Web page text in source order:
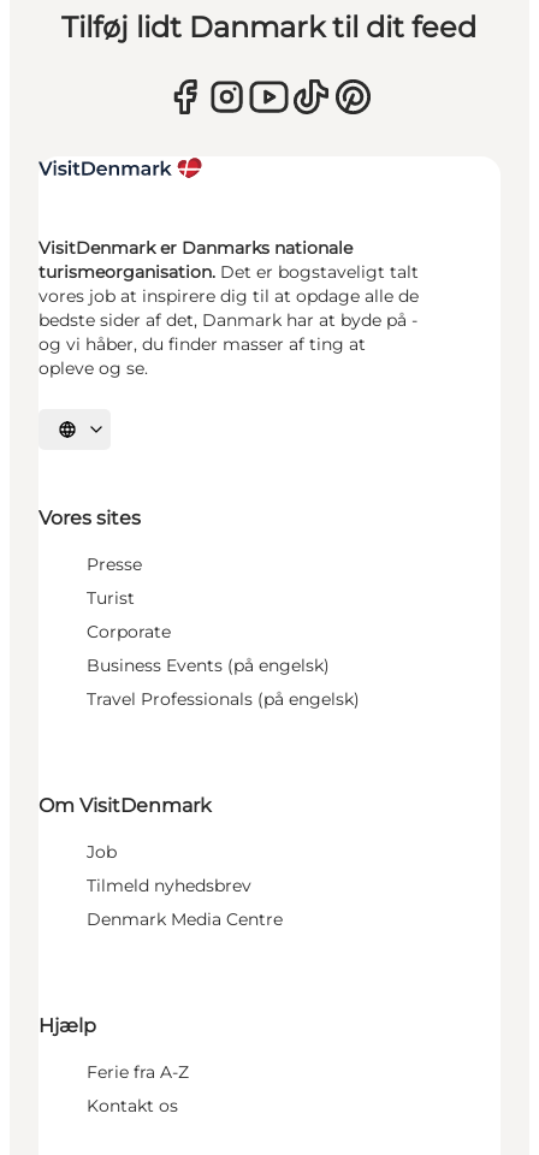
Tilføj lidt Danmark til dit feed
VisitDenmark er Danmarks nationale
turismeorganisation. Det er bogstaveligt talt
vores job at inspirere dig til at opdage alle de
bedste sider af det, Danmark har at byde på -
og vi håber, du finder masser af ting at
opleve og se.
Vælg sprog
Vores sites
Presse
Turist
Corporate
Business Events (på engelsk)
Travel Professionals (på engelsk)
Om VisitDenmark
Job
Tilmeld nyhedsbrev
Denmark Media Centre
Hjælp
Ferie fra A-Z
Kontakt os